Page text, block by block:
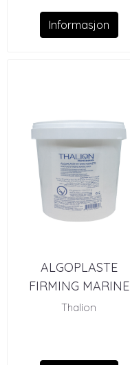
Informasjon
ALGOPLASTE
FIRMING MARINE
MASK (500 G) PRO
Thalion